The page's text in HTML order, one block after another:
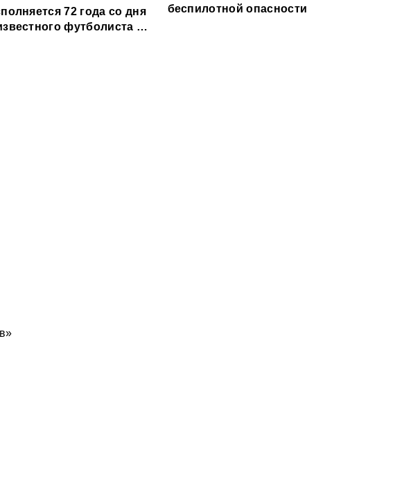
72 года со дня
футболиста и
беспилотной опасности